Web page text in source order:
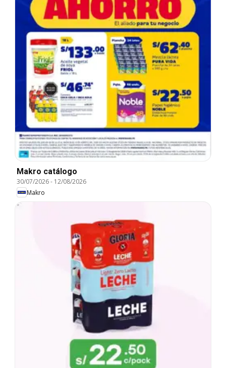
Makro catálogo
30/07/2026- 12/08/2026
Makro